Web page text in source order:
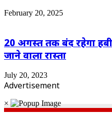
February 20, 2025
20 अगस्त तक बंद रहेगा
जाने वाला रास्ता
July 20, 2023
Advertisement
×